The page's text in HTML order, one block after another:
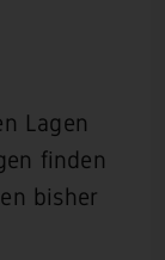
Lagen
finden
bisher